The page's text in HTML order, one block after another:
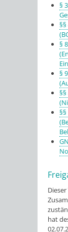
§
§
§
hat